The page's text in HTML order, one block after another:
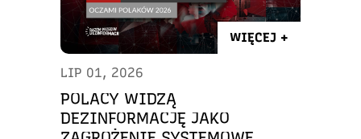
WIĘCEJ +
LIP 01, 2026
POLACY WIDZĄ
DEZINFORMACJĘ JAKO